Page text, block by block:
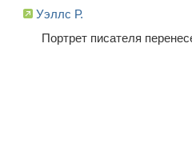
Уэллс Р.
Портрет писателя